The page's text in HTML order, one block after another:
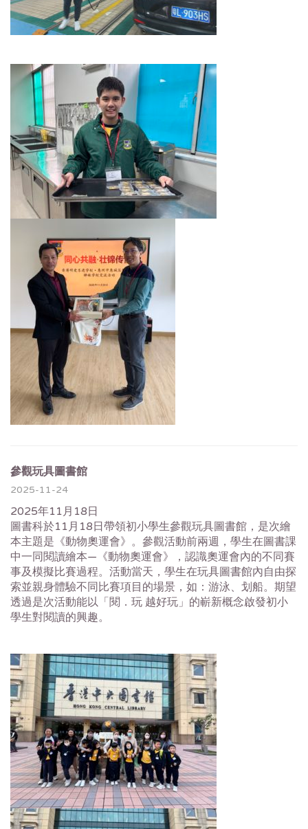
參觀玩具圖書館
2025-11-24
2025年11月18日
圖書科於11月18日帶領初小學生參觀玩具圖書館，是次繪
本主題是《動物奧運會》。參觀活動前兩週，學生在圖書課
中一同閱讀繪本—《動物奧運會》，認識奧運會內的不同賽
事及模擬比賽過程。活動當天，學生在玩具圖書館內自由探
索並親身體驗不同比賽項目的場景，如：游泳、划船。期望
透過是次活動能以「閱．玩 越好玩」的嶄新概念啟發初小
學生對閱讀的興趣。